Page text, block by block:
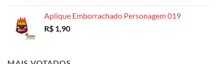
Aplique Emborrachado Personagem 019
R$ 1,90